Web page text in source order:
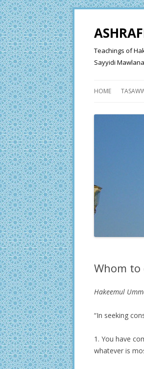
Teachings of
Sayyidi
HOME
Whom
Hakeemul
“In seeking
1. You have
whatever is